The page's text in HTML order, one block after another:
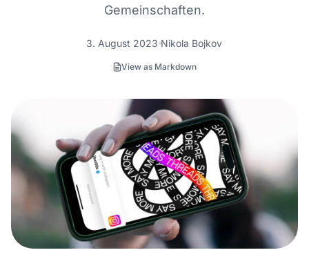
Gemeinschaften.
3. August 2023 Nikola Bojkov
View as Markdown